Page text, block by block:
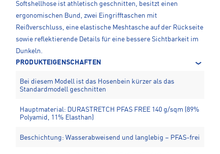
Softshellhose ist athletisch geschnitten, besitzt einen
ergonomischen Bund, zwei Eingrifftaschen mit
Reißverschluss, eine elastische Meshtasche auf der Rückseite
sowie reflektierende Details für eine bessere Sichtbarkeit im
Dunkeln.
PRODUKTEIGENSCHAFTEN
Bei diesem Modell ist das Hosenbein kürzer als das
Standardmodell geschnitten
Hauptmaterial: DURASTRETCH PFAS FREE 140 g/sqm (89%
Polyamid, 11% Elasthan)
Beschichtung: Wasserabweisend und langlebig – PFAS-frei